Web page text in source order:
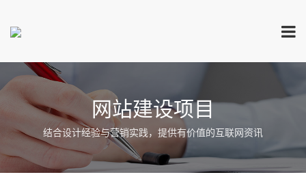
网站建设项目
结合设计经验与营销实践，提供有价值的互联网资讯